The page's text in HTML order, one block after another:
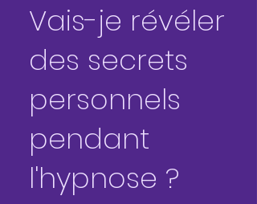
Vais-je révéler
des secrets
personnels
pendant
l'hypnose ?